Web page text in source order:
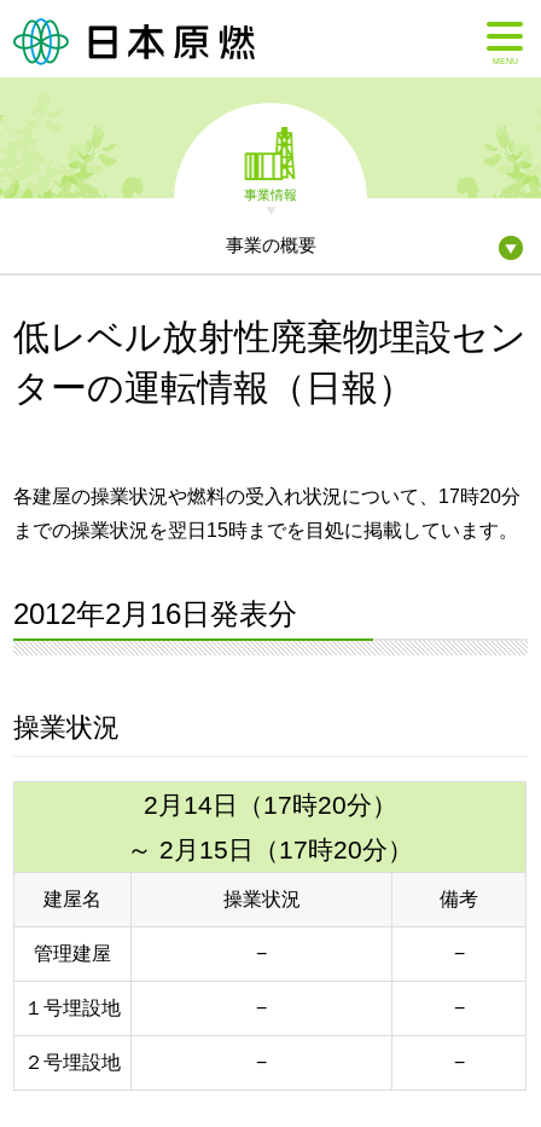
MENU
事業情報
事業の概要
低レベル放射性廃棄物埋設セン
ターの運転情報（日報）
各建屋の操業状況や燃料の受入れ状況について、17時20分
までの操業状況を翌日15時までを目処に掲載しています。
2012年2月16日発表分
操業状況
2月14日（17時20分）
～ 2月15日（17時20分）
建屋名 操業状況 備考
管理建屋 − −
１号埋設地 − −
２号埋設地 − −